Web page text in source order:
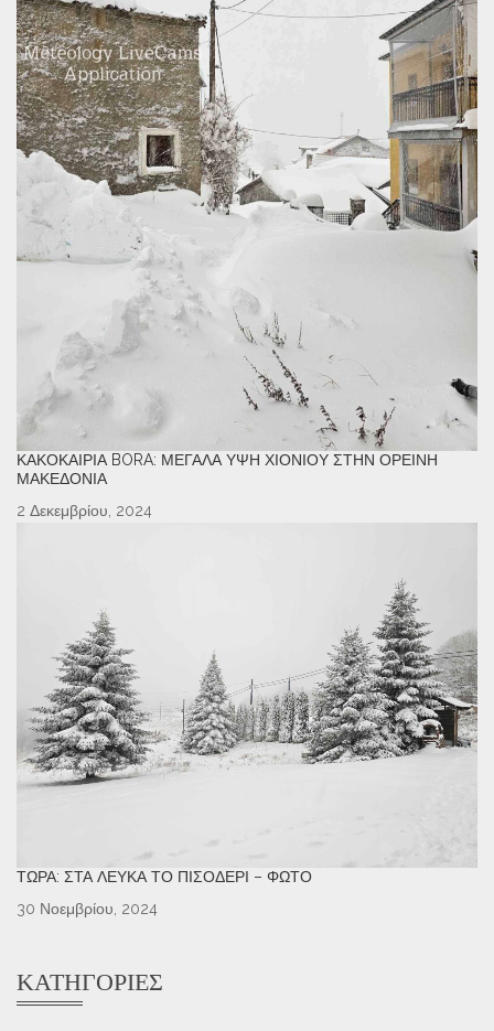
ΚΑΚΟΚΑΙΡΊΑ BORA: ΜΕΓΆΛΑ ΎΨΗ ΧΙΟΝΙΟΎ ΣΤΗΝ ΟΡΕΙΝΉ
ΜΑΚΕΔΟΝΊΑ
2 Δεκεμβρίου, 2024
ΤΏΡΑ: ΣΤΑ ΛΕΥΚΆ ΤΟ ΠΙΣΟΔΈΡΙ – ΦΩΤΌ
30 Νοεμβρίου, 2024
ΚΑΤΗΓΟΡΊΕΣ